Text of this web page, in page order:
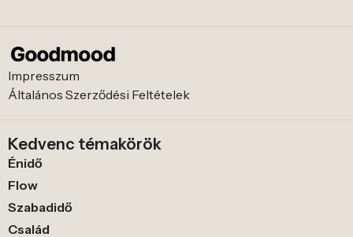
Impresszum
Általános Szerződési Feltételek
Kedvenc témakörök
Énidő
Flow
Szabadidő
Család